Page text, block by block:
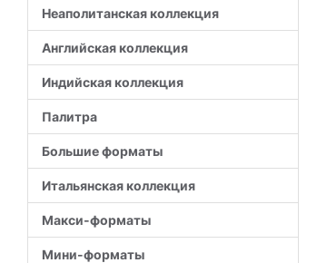
Неаполитанская коллекция
Английская коллекция
Индийская коллекция
Палитра
Большие форматы
Итальянская коллекция
Макси-форматы
Мини-форматы